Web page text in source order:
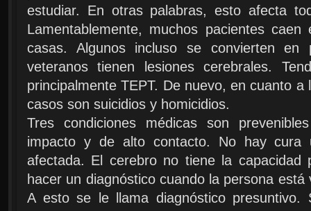
estudiar. En otras palabras, esto afecta
Lamentablemente, muchos pacientes
casas. Algunos incluso se convierten en
veteranos tienen lesiones cerebrales.
principalmente TEPT. De nuevo, en cuanto
casos son suicidios y homicidios.
Tres condiciones médicas son
impacto y de alto contacto. No hay
afectada. El cerebro no tiene la capacidad
hacer un diagnóstico cuando la persona
A esto se le llama diagnóstico presuntivo.